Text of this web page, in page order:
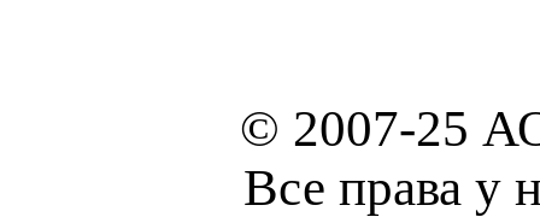
© 2007-25
Все права у